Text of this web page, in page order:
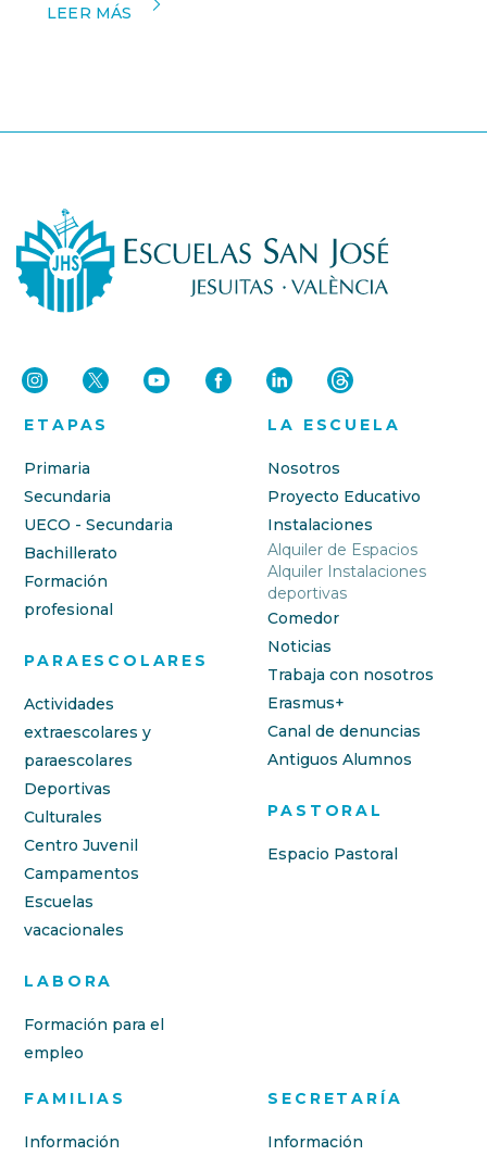
LEER MÁS
ETAPAS
Primaria
Secundaria
UECO - Secundaria
Bachillerato
Formación
profesional
PARAESCOLARES
Actividades
extraescolares y
paraescolares
Deportivas
Culturales
Centro Juvenil
Campamentos
Escuelas
vacacionales
LABORA
Formación para el
empleo
LA ESCUELA
Nosotros
Proyecto Educativo
Instalaciones
Alquiler de Espacios
Alquiler Instalaciones
deportivas
Comedor
Noticias
Trabaja con nosotros
Erasmus+
Canal de denuncias
Antiguos Alumnos
PASTORAL
Espacio Pastoral
FAMILIAS
Información
SECRETARÍA
Información